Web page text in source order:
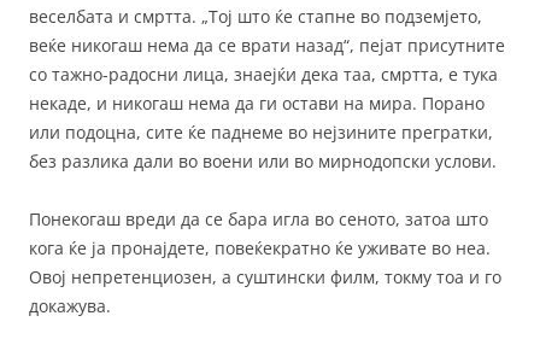
веселбата и смртта. „Тој што ќе стапне во подземјето,
веќе никогаш нема да се врати назад“, пејат присутните
со тажно-радосни лица, знаејќи дека таа, смртта, е тука
некаде, и никогаш нема да ги остави на мира. Порано
или подоцна, сите ќе паднеме во нејзините прегратки,
без разлика дали во воени или во мирнодопски услови.
Понекогаш вреди да се бара игла во сеното, затоа што
кога ќе ја пронајдете, повеќекратно ќе уживате во неа.
Овој непретенциозен, а суштински филм, токму тоа и го
докажува.